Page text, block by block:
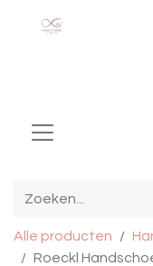
Alle producten
Roeckl